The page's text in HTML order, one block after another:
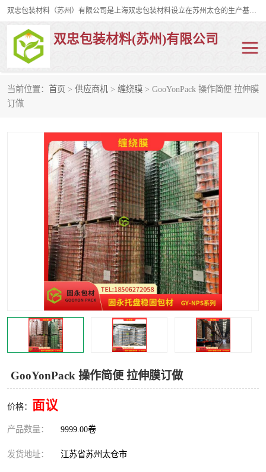
双忠包装材料（苏州）有限公司是上海双忠包装材料设立在苏州太仓的生产基地，占地约2万平米，产品主要有打孔缠绕膜，拉伸蜂窝纸，集装箱充气袋，滑托板，打包带，裹包网兜，防滑纸等箱体和托盘的运输和保护性包材。固永包材®，GooYon Pack®，是我们保护性包装材料的专属品牌。
双忠包装材料(苏州)有限公司
当前位置： 首页 > 供应商机 > 缠绕膜 > GooYonPack 操作简便 拉伸膜
订做
GooYonPack 操作简便 拉伸膜订做
价格： 面议
产品数量： 9999.00卷
发货地址： 江苏省苏州太仓市
打孔缠绕膜
裹包网兜 纤维打包带
充气袋
缠绕膜
托盘裹包网兜
托盘捆绑带